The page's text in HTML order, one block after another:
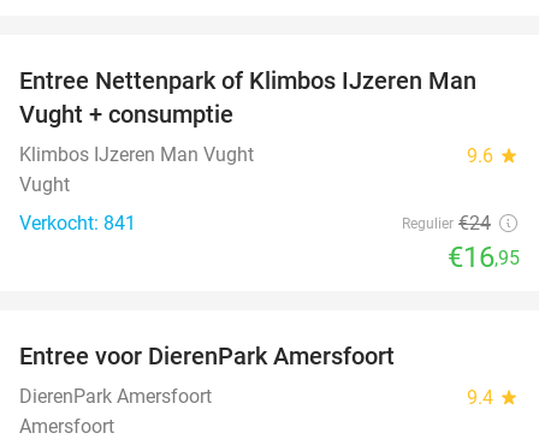
29%
Entree Nettenpark of Klimbos IJzeren Man
Vught + consumptie
Klimbos IJzeren Man Vught 9.6 star
Vught
Verkocht: 841
Regulier €24
€16,95
Entree voor DierenPark Amersfoort
DierenPark Amersfoort 9.4 star
Amersfoort